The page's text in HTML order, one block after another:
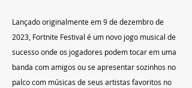
Lançado originalmente em 9 de dezembro de
2023, Fortnite Festival é um novo jogo musical de
sucesso onde os jogadores podem tocar em uma
banda com amigos ou se apresentar sozinhos no
palco com músicas de seus artistas favoritos no